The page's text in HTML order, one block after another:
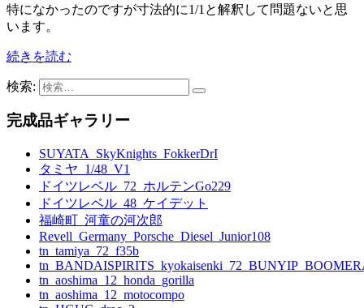
特になかったのですが寸法的に1/1と解釈して問題ないと思
います。
続きを読む
検索:
完成品ギャラリー
SUYATA_SkyKnights_FokkerDrI
タミヤ_1/48_V1
ドイツレベル_72_ホルテンGo229
ドイツレベル_48_ケイデット
福崎町_河童の河次郎
Revell_Germany_Porsche_Diesel_Junior108
tn_tamiya_72_f35b
tn_aoshima_12_honda_gorilla
tn_aoshima_12_motocompo